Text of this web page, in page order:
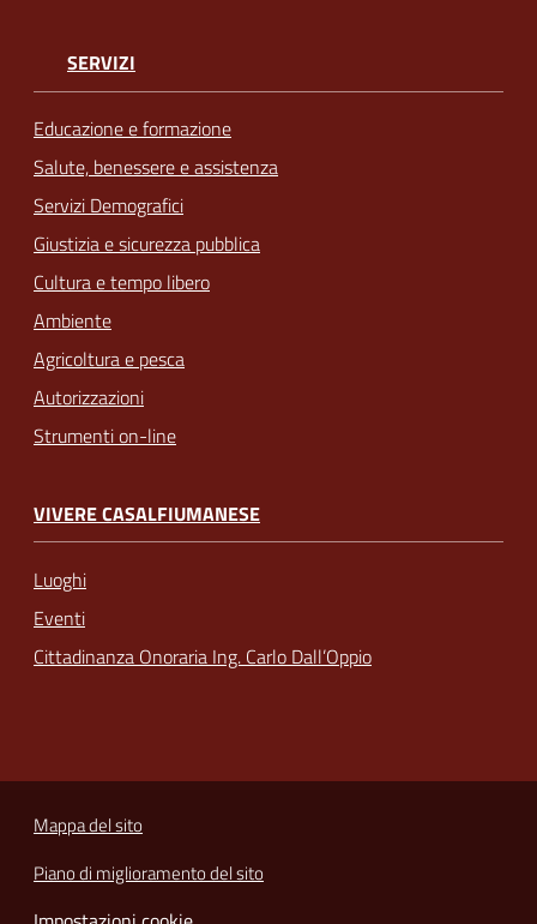
SERVIZI
Educazione e formazione
Salute, benessere e assistenza
Servizi Demografici
Giustizia e sicurezza pubblica
Cultura e tempo libero
Ambiente
Agricoltura e pesca
Autorizzazioni
Strumenti on-line
VIVERE CASALFIUMANESE
Luoghi
Eventi
Cittadinanza Onoraria Ing. Carlo Dall’Oppio
Mappa del sito
Piano di miglioramento del sito